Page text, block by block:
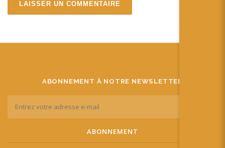
ABONNEMENT À NOTRE NEWSLETTER